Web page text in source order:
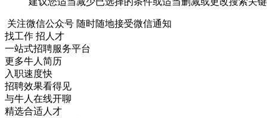
关注微信公众号 随时随地接受微信通知
找工作 招人才
一站式招聘服务平台
更多牛人简历
入职速度快
招聘效果看得见
与牛人在线开聊
精选合适人才